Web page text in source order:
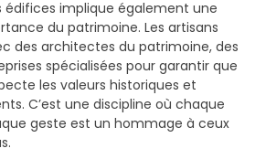
édifices implique également une
du patrimoine. Les artisans
des architectes du patrimoine, des
spécialisées pour garantir que
les valeurs historiques et
C’est une discipline où chaque
geste est un hommage à ceux